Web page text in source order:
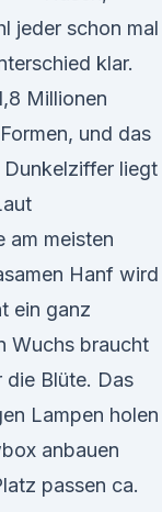
jeder schon mal
klar.
Millionen
und das
liegt
am meisten
Hanf
ein ganz
Wuchs braucht
die Blüte. Das
Lampen holen
anbauen
passen ca.